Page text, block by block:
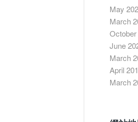
May
March
June
March
April
March